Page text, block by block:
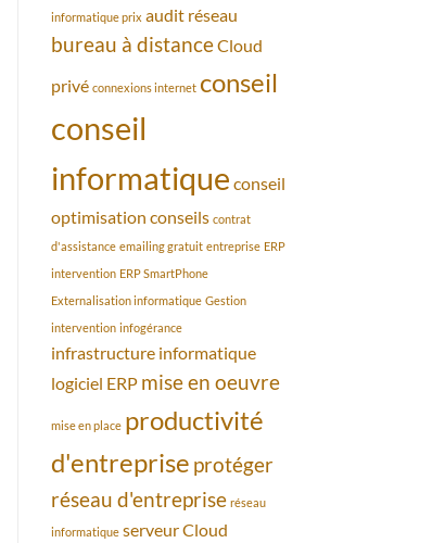
informatique prix audit réseau
bureau à distanceCloud
privé connexions internet conseil
conseil
informatique conseil
optimisation conseils contrat
d'assistance emailing gratuit entreprise ERP
intervention ERP SmartPhone
Externalisation informatique Gestion
intervention infogérance
infrastructure informatique
logiciel ERP mise en oeuvre
mise en place productivité
d'entreprise protéger
réseau d'entreprise réseau
informatique serveur Cloud